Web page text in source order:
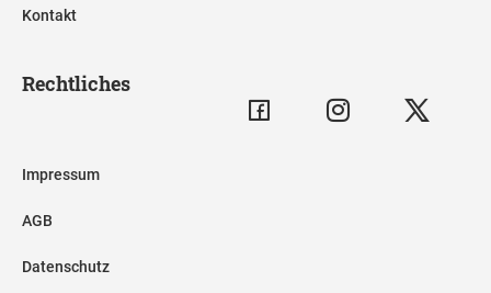
Kontakt
Rechtliches
Impressum
AGB
Datenschutz